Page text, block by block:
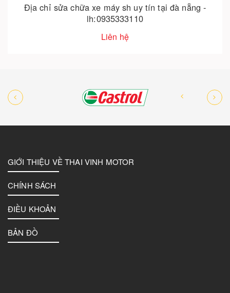
Địa chỉ sửa chữa xe máy sh uy tín tại đà nẵng -
lh:0935333110
Liên hệ
GIỚI THIỆU VỀ THAI VINH MOTOR
CHÍNH SÁCH
ĐIỀU KHOẢN
BẢN ĐỒ